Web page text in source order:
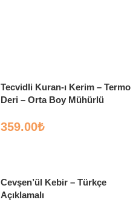
Tecvidli Kuran-ı Kerim – Termo
Deri – Orta Boy Mühürlü
359.00₺
Cevşen’ül Kebir – Türkçe
Açıklamalı